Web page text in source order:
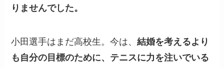
りませんでした。
小田選手はまだ高校生。今は、結婚を考えるより
も自分の目標のために、テニスに力を注いでいる